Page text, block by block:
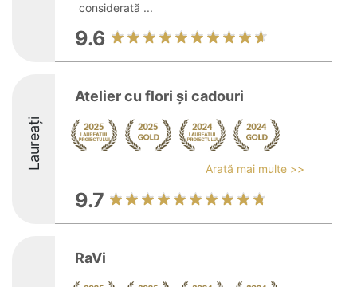
considerată ...
9.6
Laureați
Atelier cu flori și cadouri
Arată mai multe >>
9.7
RaVi